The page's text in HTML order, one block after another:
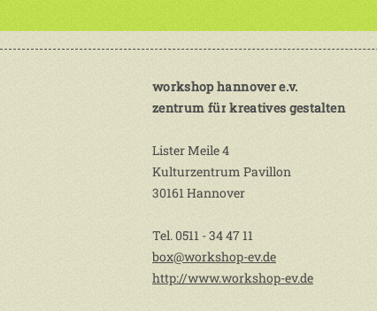
workshop hannover e.v.
zentrum für kreatives gestalten
Lister Meile 4
Kulturzentrum Pavillon
30161 Hannover
Tel. 0511 - 34 47 11
box@workshop-ev.de
http://www.workshop-ev.de